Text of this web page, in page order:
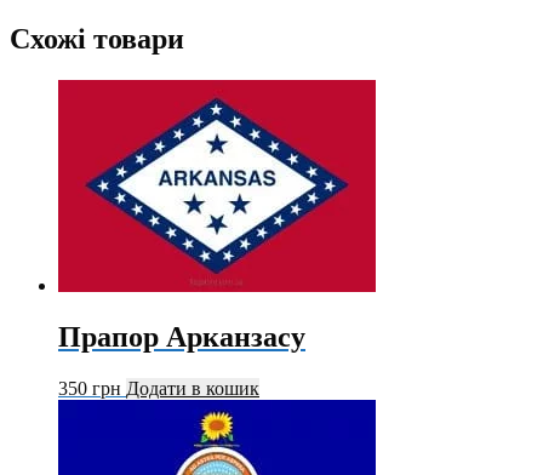
Схожі товари
Прапор Арканзасу
350 грн Додати в кошик